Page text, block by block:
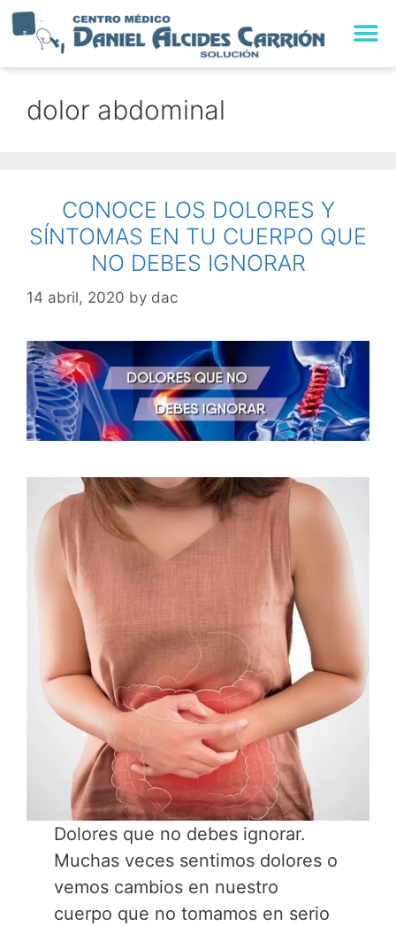
dolor abdominal
CONOCE LOS DOLORES Y
SÍNTOMAS EN TU CUERPO QUE
NO DEBES IGNORAR
14 abril, 2020 by dac
Dolores que no debes ignorar.
Muchas veces sentimos dolores o
vemos cambios en nuestro
cuerpo que no tomamos en serio